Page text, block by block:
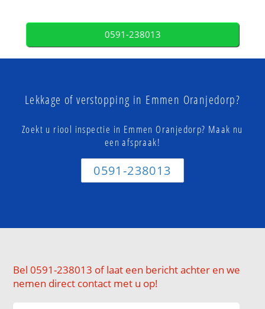
0591-238013
Lekkage of verstopping in Emmen Oranjedorp?
Zoekt u riool inspectie in Emmen Oranjedorp? Maak nu
een afspraak!
0591-238013
Bel 0591-238013 of laat een bericht achter en we
nemen direct contact met u op!